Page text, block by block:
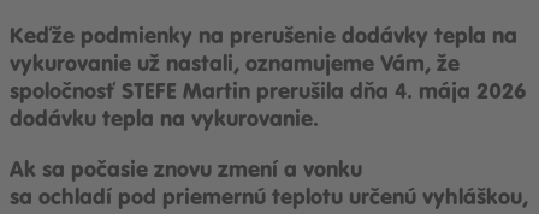
Keďže podmienky na prerušenie dodávky tepla na
vykurovanie už nastali, oznamujeme Vám, že
spoločnosť STEFE Martin prerušila dňa 4. mája 2026
dodávku tepla na vykurovanie.
Ak sa počasie znovu zmení a vonku
sa ochladí pod priemernú teplotu určenú vyhláškou,